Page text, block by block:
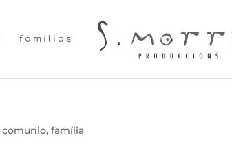
familias
comunio,família